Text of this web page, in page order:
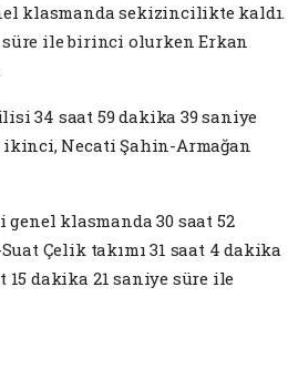
klasmanda sekizincilikte kaldı.
süre ile birinci olurken Erkan
34 saat 59 dakika 39 saniye
Necati Şahin-Armağan
klasmanda 30 saat 52
Çelik takımı 31 saat 4 dakika
15 dakika 21 saniye süre ile